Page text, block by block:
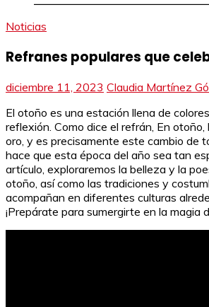
Noticias
Refranes populares que
diciembre 11, 2023 Claudia Martínez
El otoño es una estación llena de
reflexión. Como dice el refrán, En
oro, y es precisamente este cambio de
hace que esta época del año sea tan
artículo, exploraremos la belleza y la
otoño, así como las tradiciones y
acompañan en diferentes culturas
¡Prepárate para sumergirte en la magia